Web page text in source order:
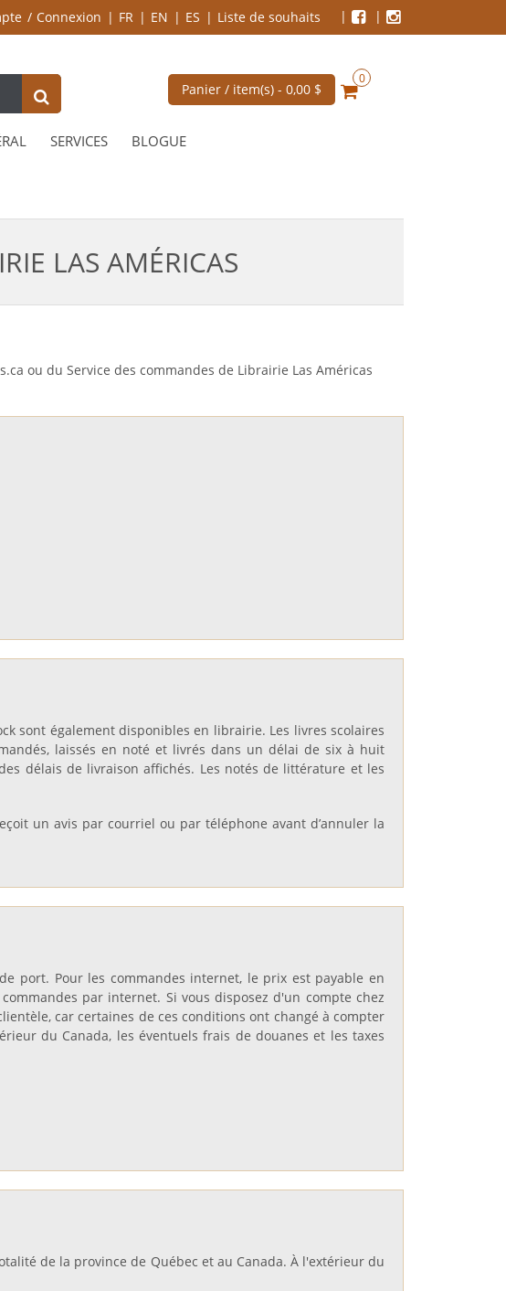
Connexion FR EN ES Liste de souhaits
Panier / item(s) - 0,00 $
0
SERVICES BLOGUE
LAS AMÉRICAS
ou du Service des commandes de Librairie Las Américas
sont également disponibles en librairie. Les livres scolaires
laissés en noté et livrés dans un délai de six à huit
délais de livraison affichés. Les notés de littérature et les
un avis par courriel ou par téléphone avant d’annuler la
port. Pour les commandes internet, le prix est payable en
par internet. Si vous disposez d'un compte chez
car certaines de ces conditions ont changé à compter
du Canada, les éventuels frais de douanes et les taxes
de la province de Québec et au Canada. À l'extérieur du